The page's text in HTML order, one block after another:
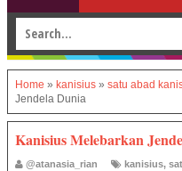
Home » kanisius » satu abad
Jendela Dunia
Kanisius Melebarkan
@atanasia_rian kanisius,